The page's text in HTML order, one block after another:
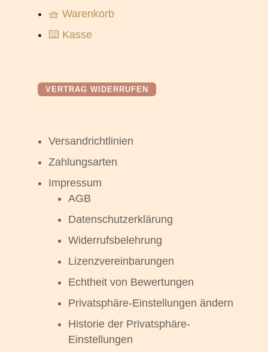
🧺 Warenkorb
⌨️ Kasse
VERTRAG WIDERRUFEN
Versandrichtlinien
Zahlungsarten
Impressum
AGB
Datenschutzerklärung
Widerrufsbelehrung
Lizenzvereinbarungen
Echtheit von Bewertungen
Privatsphäre-Einstellungen ändern
Historie der Privatsphäre-
Einstellungen